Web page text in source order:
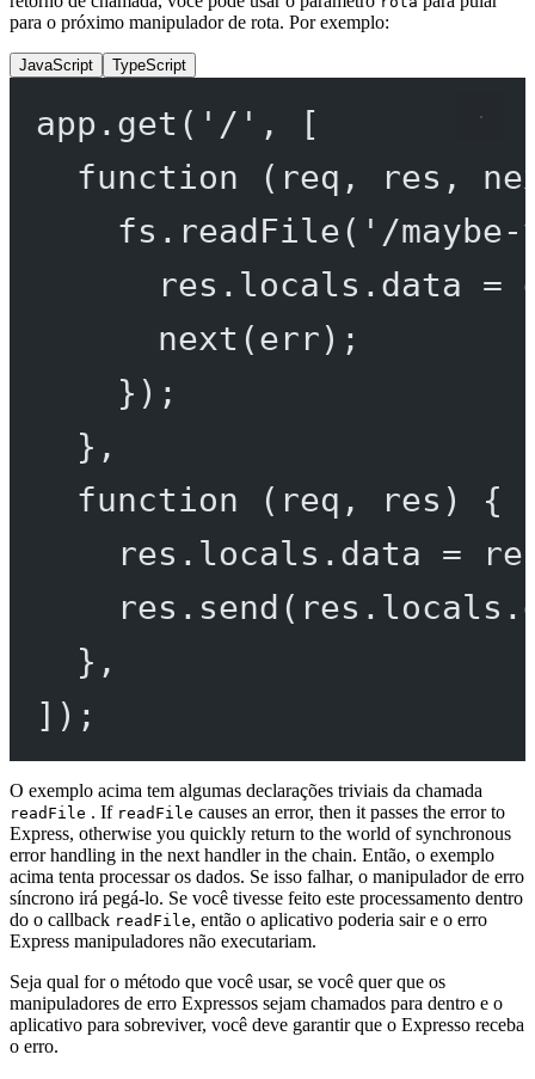
para o próximo manipulador de rota. Por exemplo:
JavaScript TypeScript
app. get ( '/' , [
function ( req , res ,
fs. readFile( '/
res.locals.data =
next (err);
});
},
function ( req , res ) {
res.locals.data =
res. send
},
]);
O exemplo acima tem algumas declarações triviais da chamada
readFile . If readFile causes an error, then it passes the error to
Express, otherwise you quickly return to the world of synchronous
error handling in the next handler in the chain. Então, o exemplo
acima tenta processar os dados. Se isso falhar, o manipulador de erro
síncrono irá pegá-lo. Se você tivesse feito este processamento dentro
do o callback readFile, então o aplicativo poderia sair e o erro
Express manipuladores não executariam.
Seja qual for o método que você usar, se você quer que os
manipuladores de erro Expressos sejam chamados para dentro e o
aplicativo para sobreviver, você deve garantir que o Expresso receba
o erro.